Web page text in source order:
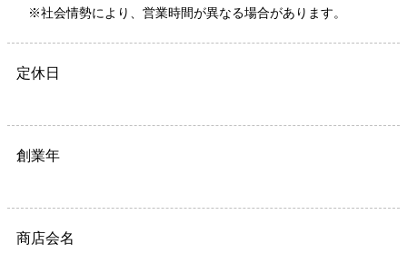
※社会情勢により、営業時間が異なる場合があります。
定休日
創業年
商店会名